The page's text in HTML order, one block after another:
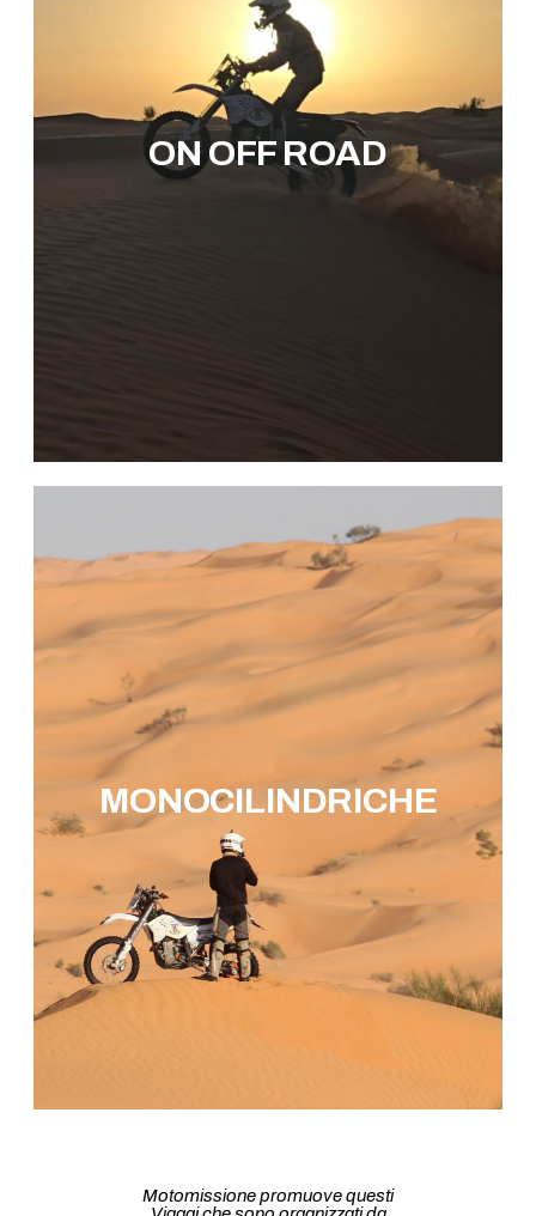
ON OFF ROAD
MONOCILINDRICHE
Motomissione promuove questi